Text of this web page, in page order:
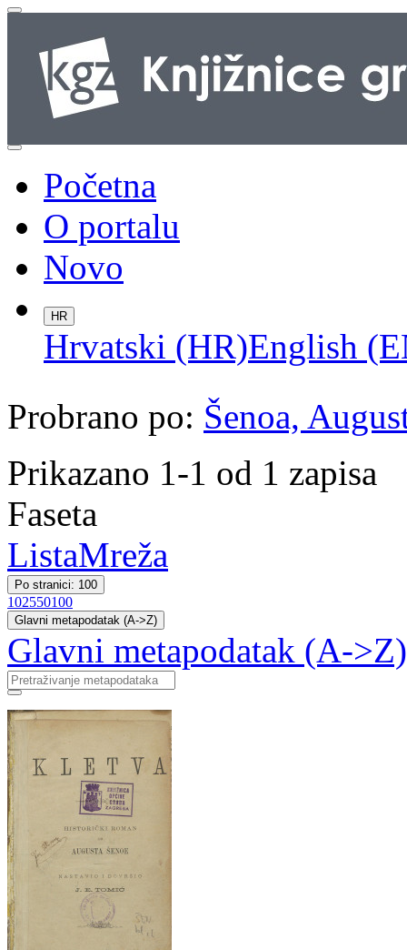
Početna
O portalu
Novo
HR
Hrvatski (HR)English
Probrano po: Šenoa,
Prikazano 1-1 od 1 zapisa
Faseta
ListaMreža
Po stranici: 100
102550100
Glavni metapodatak (A->Z)
Glavni metapodatak (A->Z)